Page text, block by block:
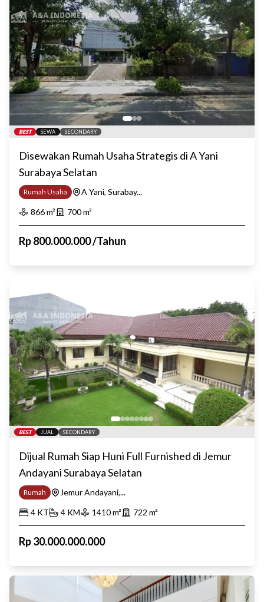
BEST SEWA SECONDARY
Disewakan Rumah Usaha Strategis di A Yani
Surabaya Selatan
Rumah Usaha
A Yani, Surabay...
866m² 700m²
Rp800.000.000/Tahun
BEST JUAL SECONDARY
Dijual Rumah Siap Huni Full Furnished di Jemur
Andayani Surabaya Selatan
Rumah
Jemur Andayani,...
4 KT 4 KM 1410m² 722 m²
Rp30.000.000.000